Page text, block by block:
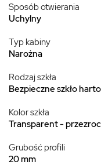
Sposób otwierania
Uchylny
Typ kabiny
Narożna
Rodzaj szkła
Bezpieczne szkło
Kolor szkła
Transparent -
Grubość profili
20 mm